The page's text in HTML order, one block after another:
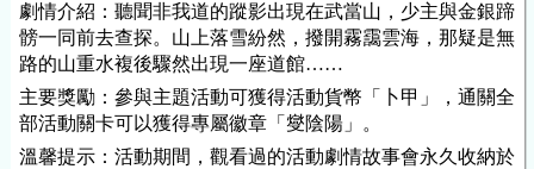
劇情介紹：聽聞非我道的蹤影出現在武當山，少主與金銀蹄
髈一同前去查探。山上落雪紛然，撥開霧靄雲海，那疑是無
路的山重水複後驟然出現一座道館……
主要獎勵：參與主題活動可獲得活動貨幣「卜甲」，通關全
部活動關卡可以獲得專屬徽章「燮陰陽」。
溫馨提示：活動期間，觀看過的活動劇情故事會永久收納於